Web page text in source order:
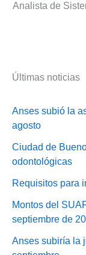
Analista de
Últimas noticias
Anses subió la
agosto
Ciudad de
odontológicas
Requisitos para
Montos del
septiembre de
Anses subiría la